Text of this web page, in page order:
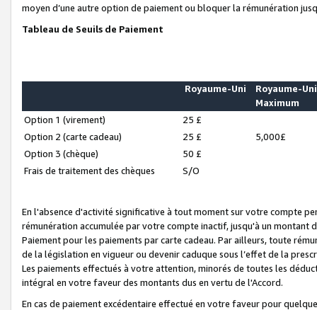
moyen d’une autre option de paiement ou bloquer la rémunération
Tableau de Seuils de Paiement
Royaume-Uni
Royaume-Uni
Maximum
Option 1 (virement)
25 £
Option 2 (carte cadeau)
25 £
5,000£
Option 3 (chèque)
50 £
Frais de traitement des chèques
S/O
En l'absence d'activité significative à tout moment sur votre compte
rémunération accumulée par votre compte inactif, jusqu'à un montant
Paiement pour les paiements par carte cadeau. Par ailleurs, toute
de la législation en vigueur ou devenir caduque sous l’effet de la
Les paiements effectués à votre attention, minorés de toutes les
intégral en votre faveur des montants dus en vertu de l'Accord.
En cas de paiement excédentaire effectué en votre faveur pour